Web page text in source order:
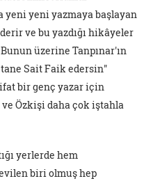
yeni yeni yazmaya başlayan
ve bu yazdığı hikâyeler
üzerine Tanpınar'ın
Sait Faik edersin"
bir genç yazar için
Özkişi daha çok iştahla
yerlerde hem
biri olmuş hep